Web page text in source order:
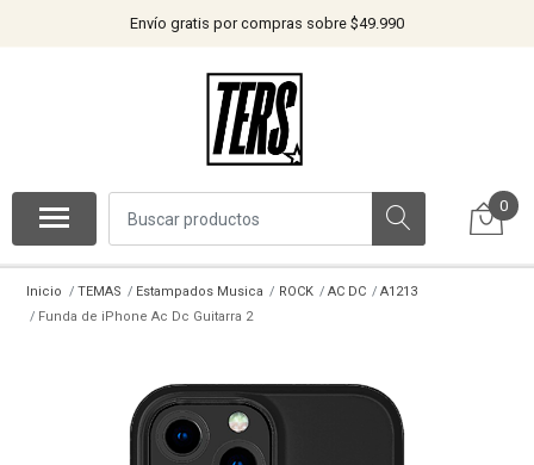
Envío gratis por compras sobre $49.990
0
Inicio TEMAS Estampados Musica ROCK AC DC
A1213
Funda de iPhone Ac Dc Guitarra 2